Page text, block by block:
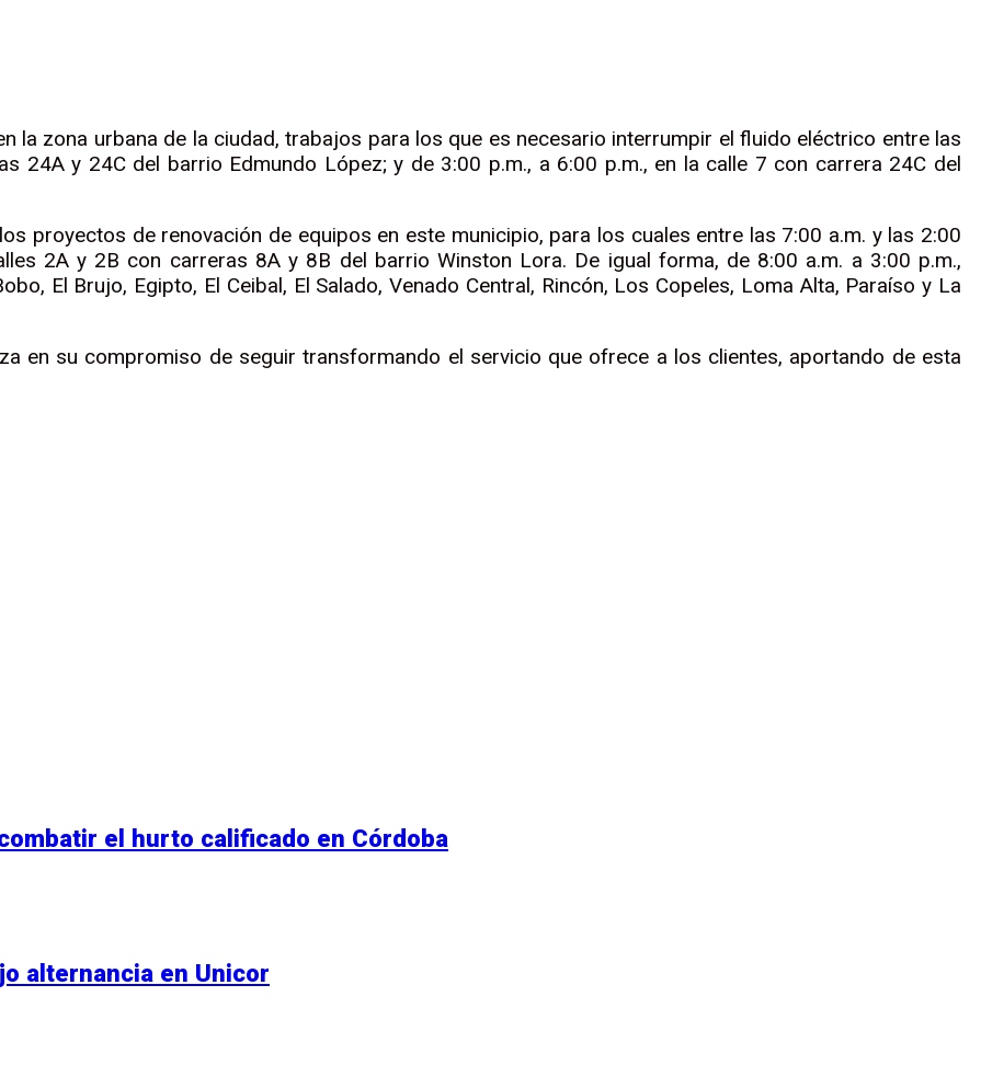
la zona urbana de la ciudad, trabajos para los que es necesario interrumpir el fluido eléctrico entre las
24A y 24C del barrio Edmundo López; y de 3:00 p.m., a 6:00 p.m., en la calle 7 con carrera 24C del
proyectos de renovación de equipos en este municipio, para los cuales entre las 7:00 a.m. y las 2:00
2A y 2B con carreras 8A y 8B del barrio Winston Lora. De igual forma, de 8:00 a.m. a 3:00 p.m.,
El Brujo, Egipto, El Ceibal, El Salado, Venado Central, Rincón, Los Copeles, Loma Alta, Paraíso y La
en su compromiso de seguir transformando el servicio que ofrece a los clientes, aportando de esta
el hurto calificado en Córdoba
alternancia en Unicor